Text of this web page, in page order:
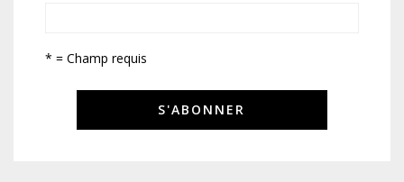
* = Champ requis